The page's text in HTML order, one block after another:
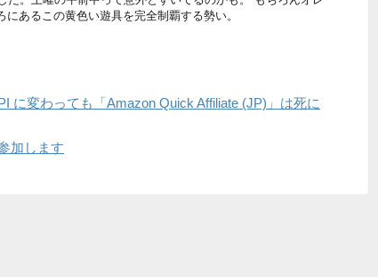
あるこの黄色い遊具を完全制覇する勢い。
に変わっても「Amazon Quick Affiliate (JP)」は死に
加します